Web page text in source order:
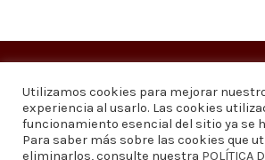
Copyright © 2026Visión 20/
Visión 20/20 Noticias -
Utilizamos cookies para mejorar
experiencia al usarlo. Las cookies
funcionamiento esencial del sitio ya se
Para saber más sobre las cookies que
eliminarlos, consulte nuestra POLÍTICA